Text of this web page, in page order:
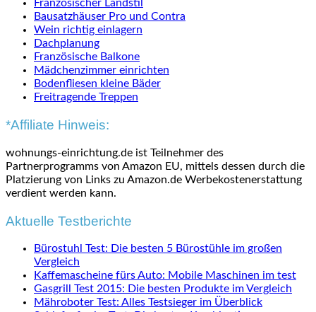
Französischer Landstil
Bausatzhäuser Pro und Contra
Wein richtig einlagern
Dachplanung
Französische Balkone
Mädchenzimmer einrichten
Bodenfliesen kleine Bäder
Freitragende Treppen
*Affiliate Hinweis:
wohnungs-einrichtung.de ist Teilnehmer des
Partnerprogramms von Amazon EU, mittels dessen durch die
Platzierung von Links zu Amazon.de Werbekostenerstattung
verdient werden kann.
Aktuelle Testberichte
Bürostuhl Test: Die besten 5 Bürostühle im großen
Vergleich
Kaffemascheine fürs Auto: Mobile Maschinen im test
Gasgrill Test 2015: Die besten Produkte im Vergleich
Mähroboter Test: Alles Testsieger im Überblick